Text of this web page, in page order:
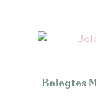
Belegtes